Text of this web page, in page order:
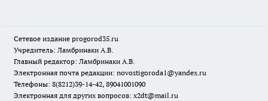
Сетевое издание progorod35.ru
Учредитель: Ламбринаки А.В.
Главный редактор: Ламбринаки А.В.
Электронная почта редакции: novostigoroda1@yandex.ru
Телефоны: 8(8212)39-14-42, 89041001090
Электронная для других вопросов: x2dt@mail.ru